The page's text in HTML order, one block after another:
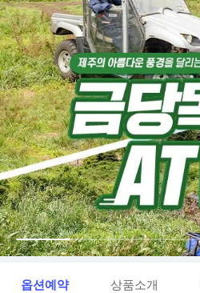
옵션예약 상품소개